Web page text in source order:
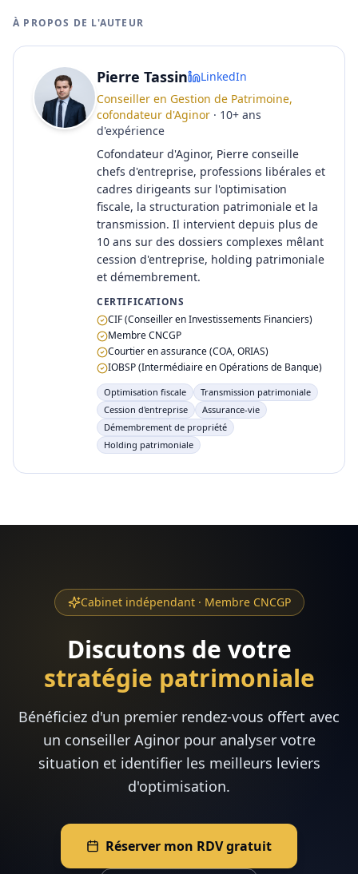
À PROPOS DE L'AUTEUR
Pierre Tassin
LinkedIn
Conseiller en Gestion de Patrimoine,
cofondateur d'Aginor · 10+ ans
d'expérience
Cofondateur d'Aginor, Pierre conseille
chefs d'entreprise, professions libérales et
cadres dirigeants sur l'optimisation
fiscale, la structuration patrimoniale et la
transmission. Il intervient depuis plus de
10 ans sur des dossiers complexes mêlant
cession d'entreprise, holding patrimoniale
et démembrement.
CERTIFICATIONS
CIF (Conseiller en Investissements Financiers)
Membre CNCGP
Courtier en assurance (COA, ORIAS)
IOBSP (Intermédiaire en Opérations de Banque)
Optimisation fiscale
Transmission patrimoniale
Cession d'entreprise
Assurance-vie
Démembrement de propriété
Holding patrimoniale
Cabinet indépendant · Membre CNCGP
Discutons de votre
stratégie patrimoniale
Bénéficiez d'un premier rendez-vous offert avec
un conseiller Aginor pour analyser votre
situation et identifier les meilleurs leviers
d'optimisation.
Réserver mon RDV gratuit